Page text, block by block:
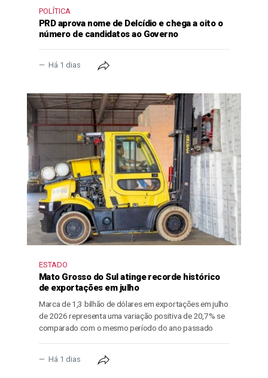
POLÍTICA
PRD aprova nome de Delcídio e chega a oito o
número de candidatos ao Governo
Há 1 dias
ESTADO
Mato Grosso do Sul atinge recorde histórico
de exportações em julho
Marca de 1,3 bilhão de dólares em exportações em julho
de 2026 representa uma variação positiva de 20,7% se
comparado com o mesmo período do ano passado
Há 1 dias